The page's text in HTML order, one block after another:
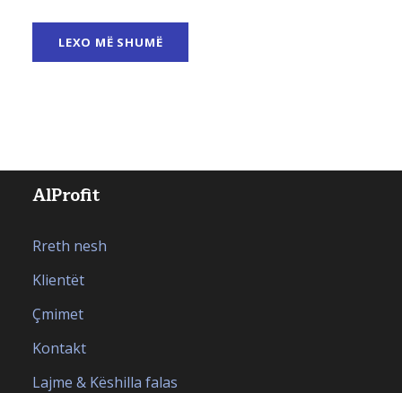
LEXO MË SHUMË
AlProfit
Rreth nesh
Klientët
Çmimet
Kontakt
Lajme & Këshilla falas